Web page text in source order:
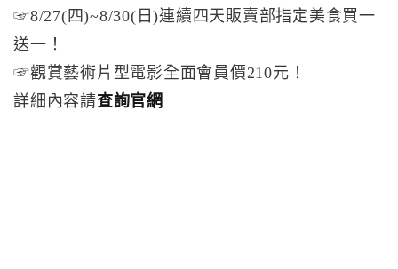
☞8/27(四)~8/30(日)連續四天販賣部指定美食買一
送一！
☞觀賞藝術片型電影全面會員價210元！
詳細內容請查詢官網